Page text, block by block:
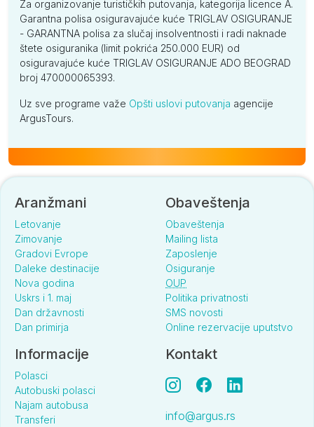
Za organizovanje turističkih putovanja, kategorija licence A.
Garantna polisa osiguravajuće kuće TRIGLAV OSIGURANJE
- GARANTNA polisa za slučaj insolventnosti i radi naknade
štete osiguranika (limit pokrića 250.000 EUR) od
osiguravajuće kuće TRIGLAV OSIGURANJE ADO BEOGRAD
broj 470000065393.
Uz sve programe važe Opšti uslovi putovanja agencije
ArgusTours.
Aranžmani
Letovanje
Zimovanje
Gradovi Evrope
Daleke destinacije
Nova godina
Uskrs i 1. maj
Dan državnosti
Dan primirja
Obaveštenja
Obaveštenja
Mailing lista
Zaposlenje
Osiguranje
OUP
Politika privatnosti
SMS novosti
Online rezervacije uputstvo
Informacije
Polasci
Autobuski polasci
Najam autobusa
Transferi
Kontakt
info@argus.rs